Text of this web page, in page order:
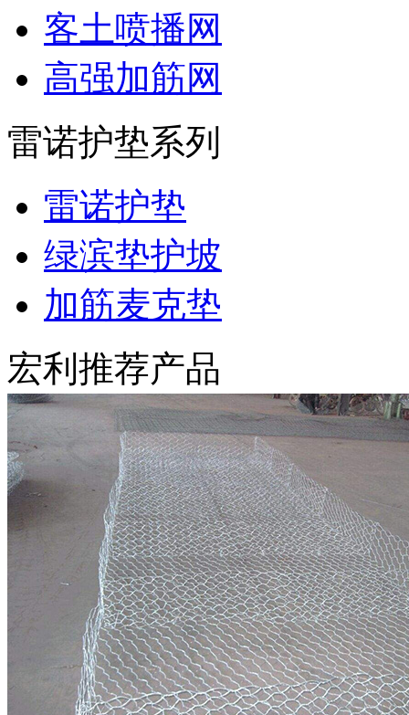
客土喷播网
高强加筋网
雷诺护垫系列
雷诺护垫
绿滨垫护坡
加筋麦克垫
宏利推荐产品